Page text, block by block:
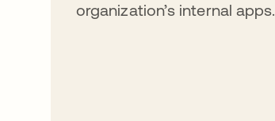
organization’s internal apps.